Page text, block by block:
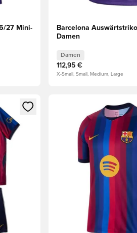
27 Mini-
Barcelona
Damen
Damen
112,95 €
X-Small, Small, Medium, Large
Anmelden oder Registrieren als
Öffnet ein neues